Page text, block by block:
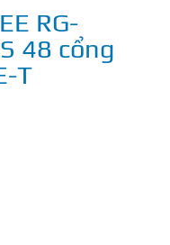
RG-
48 cổng
T